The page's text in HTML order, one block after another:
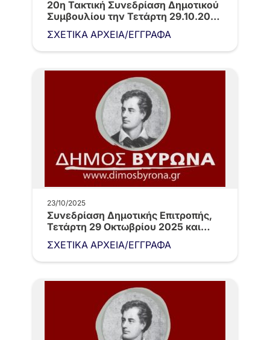
20η Τακτική Συνεδρίαση Δημοτικού
Συμβουλίου την Τετάρτη 29.10.2025
και ώρα…
ΣΧΕΤΙΚΑ ΑΡΧΕΙΑ/ΕΓΓΡΑΦΑ
23/10/2025
Συνεδρίαση Δημοτικής Επιτροπής,
Τετάρτη 29 Οκτωβρίου 2025 και
ώρα 10:00…
ΣΧΕΤΙΚΑ ΑΡΧΕΙΑ/ΕΓΓΡΑΦΑ